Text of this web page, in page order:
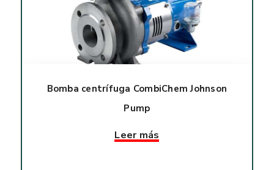
Bomba centrífuga CombiChem Johnson
Pump
Leer más